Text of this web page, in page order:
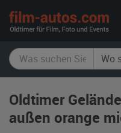
Oldtimer
außen orange